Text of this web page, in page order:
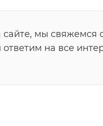
мы свяжемся
на все